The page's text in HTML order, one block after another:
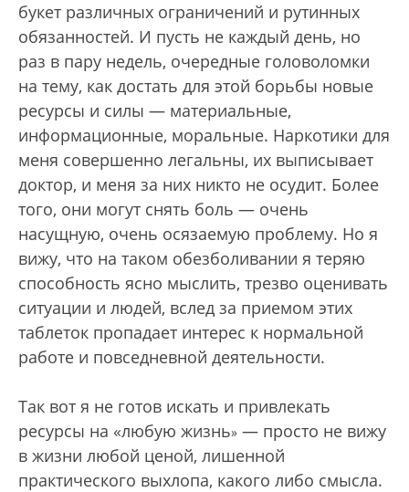
букет различных ограничений и рутинных
обязанностей. И пусть не каждый день, но
раз в пару недель, очередные головоломки
на тему, как достать для этой борьбы новые
ресурсы и силы — материальные,
информационные, моральные. Наркотики для
меня совершенно легальны, их выписывает
доктор, и меня за них никто не осудит. Более
того, они могут снять боль — очень
насущную, очень осязаемую проблему. Но я
вижу, что на таком обезболивании я теряю
способность ясно мыслить, трезво оценивать
ситуации и людей, вслед за приемом этих
таблеток пропадает интерес к нормальной
работе и повседневной деятельности.
Так вот я не готов искать и привлекать
ресурсы на «любую жизнь» — просто не вижу
в жизни любой ценой, лишенной
практического выхлопа, какого либо смысла.